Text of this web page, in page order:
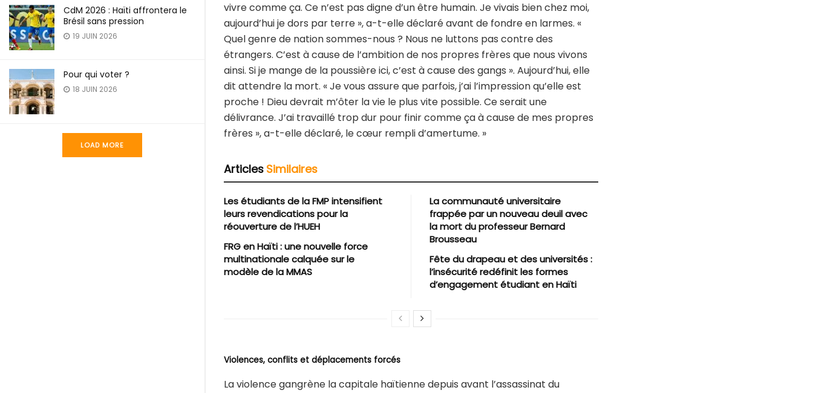
CdM 2026 : Haïti affrontera le
Brésil sans pression
19 JUIN 2026
Pour qui voter ?
18 JUIN 2026
LOAD MORE
vivre comme ça. Ce n’est pas digne d’un être humain. Je vivais bien chez moi,
aujourd’hui je dors par terre », a-t-elle déclaré avant de fondre en larmes. «
Quel genre de nation sommes-nous ? Nous ne luttons pas contre des
étrangers. C’est à cause de l’ambition de nos propres frères que nous vivons
ainsi. Si je mange de la poussière ici, c’est à cause des gangs ». Aujourd’hui, elle
dit attendre la mort. « Je vous assure que parfois, j’ai l’impression qu’elle est
proche ! Dieu devrait m’ôter la vie le plus vite possible. Ce serait une
délivrance. J’ai travaillé trop dur pour finir comme ça à cause de mes propres
frères », a-t-elle déclaré, le cœur rempli d’amertume. »
Articles Similaires
Les étudiants de la FMP intensifient
leurs revendications pour la
réouverture de l’HUEH
FRG en Haïti : une nouvelle force
multinationale calquée sur le
modèle de la MMAS
La communauté universitaire
frappée par un nouveau deuil avec
la mort du professeur Bernard
Brousseau
Fête du drapeau et des universités :
l’insécurité redéfinit les formes
d’engagement étudiant en Haïti
Violences, conflits et déplacements forcés
La violence gangrène la capitale haïtienne depuis avant l’assassinat du